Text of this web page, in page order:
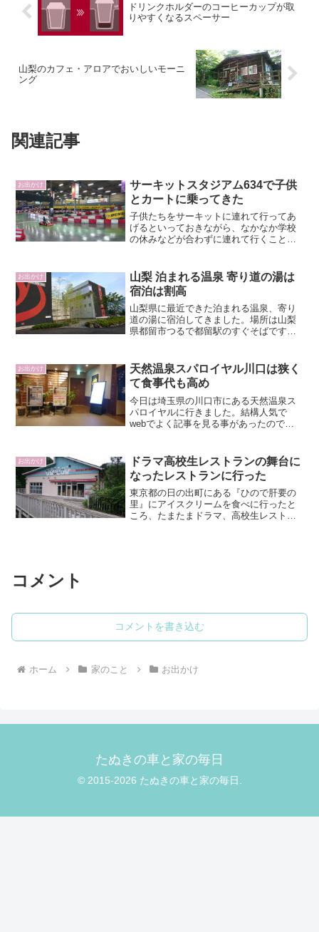
ドリンクホルダーのコーヒーカップが取
りやすくなるスペーサー
山梨のカフェ・アロアでおいしいモーニ
ング
関連記事
お出かけ
サーキットスタジアム634で子供
とカートに乗ってきた
子供たちをサーキットに連れて行ってあ
げるといっておきながら、なかなか学校
の休みなどが合わずに連れて行くことが
タジアム634とは倉庫のような場所の中に
作られた屋内の全天候...
お出かけ
山梨 泊まれる温泉 寄り道の湯は
宿泊は割高
山梨県に最近できた泊まれる温泉、寄り
道の湯に宿泊してきました。場所は山梨
県都留市つるで都留駅のすぐそばです。
泉マークです。施設は結構大きめなので
かなりの威圧感です。入り...
お出かけ
天然温泉スパロイヤル川口は狭く
て食事代も高め
今日は埼玉県の川口市にある天然温泉ス
パロイヤルに行きました。結構人気で
webでよく記事を見る事があったので期
浴には入れません。温泉に入って食事と
マンガを楽しんできました...
お出かけ
ドラマ高校生レストランの舞台に
なったレストランに行った
東京都の日の出町にある『ひので肝要の
里』にアイスクリームを食べに行ったと
ころ、たまたまドラマ、高校生レストラ
コメント
コメントを書き込む
ホーム 家のこと お出かけ
たぬきの車と家の毎日
© 2015-2026 たぬきの車と家の毎日.